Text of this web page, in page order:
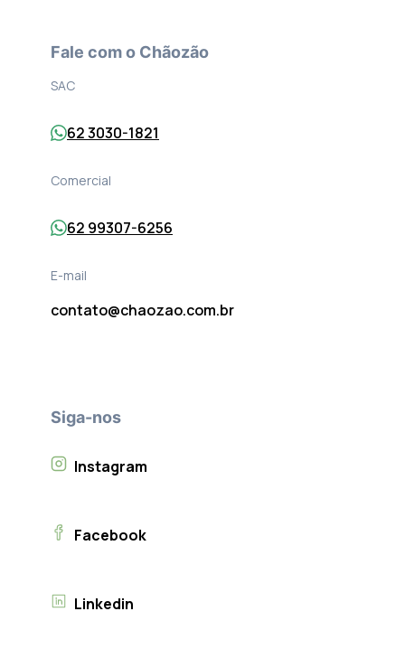
Fale com o Chãozão
SAC
62 3030-1821
Comercial
62 99307-6256
E-mail
contato@chaozao.com.br
Siga-nos
Instagram
Facebook
Linkedin